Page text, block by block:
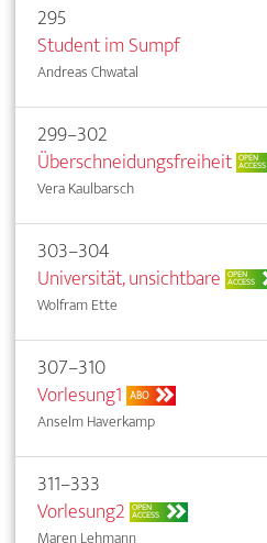
295
Student im Sumpf
Andreas Chwatal
299–302
Überschneidungsfreiheit OPEN
ACCESS
Vera Kaulbarsch
303–304
Universität, unsichtbare OPEN
ACCESS
Wolfram Ette
307–310
Vorlesung1 ABO
Anselm Haverkamp
311–333
Vorlesung2 OPEN
ACCESS